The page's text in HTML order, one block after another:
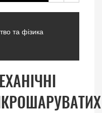
та фізика